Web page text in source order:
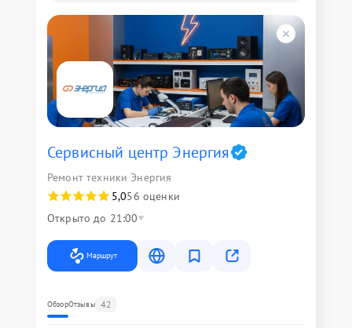
Сервисный центр Энергия
Ремонт техники Энергия
5,056 оценки
Открыто до 21:00
Маршрут
ОбзорОтзывы 42